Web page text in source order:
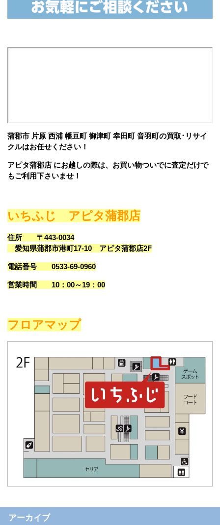
蒲郡市 片原 西浦 幡豆町 御津町 幸田町 音羽町の買取･リサイ
クルはお任せください！
アピタ蒲郡店 にお越しの際は、お買い物ついでに査定だけで
もご利用下さいませ！
いちふじ アピタ蒲郡店
住所 〒443-0034
愛知県蒲郡市港町17-10 アピタ蒲郡店2F
電話番号 0533-69-0960
営業時間 10：00～19：00
フロアマップ
アーカイブ